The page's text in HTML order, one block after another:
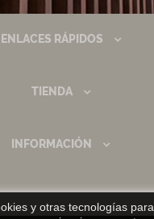
ENLACES RÁPIDOS
TIENDA
INFORMACIÓN
y otras tecnologías para